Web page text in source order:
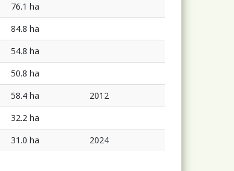
76.1 ha
84.8 ha
54.8 ha
50.8 ha
58.4 ha
2012
32.2 ha
31.0 ha 2024